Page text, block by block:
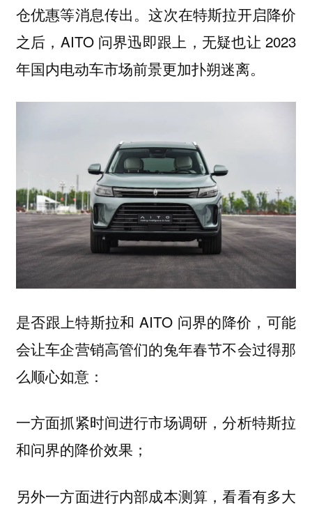
仓优惠等消息传出。这次在特斯拉开启降价
之后，AITO 问界迅即跟上，无疑也让 2023
年国内电动车市场前景更加扑朔迷离。
是否跟上特斯拉和 AITO 问界的降价，可能
会让车企营销高管们的兔年春节不会过得那
么顺心如意：
一方面抓紧时间进行市场调研，分析特斯拉
和问界的降价效果；
另外一方面进行内部成本测算，看看有多大